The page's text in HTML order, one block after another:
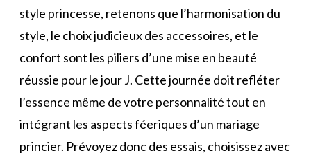
style princesse, retenons que l’harmonisation du
style, le choix judicieux des accessoires, et le
confort sont les piliers d’une mise en beauté
réussie pour le jour J. Cette journée doit refléter
l’essence même de votre personnalité tout en
intégrant les aspects féeriques d’un mariage
princier. Prévoyez donc des essais, choisissez avec